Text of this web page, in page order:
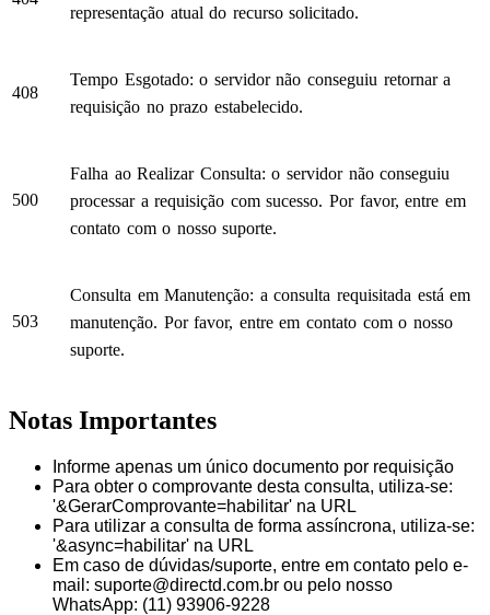
representação atual do recurso solicitado.
408
Tempo Esgotado: o servidor não conseguiu retornar a
requisição no prazo estabelecido.
500
Falha ao Realizar Consulta: o servidor não conseguiu
processar a requisição com sucesso. Por favor, entre em
contato com o nosso suporte.
503
Consulta em Manutenção: a consulta requisitada está em
manutenção. Por favor, entre em contato com o nosso
suporte.
Notas Importantes
Informe apenas um único documento por requisição
Para obter o comprovante desta consulta, utiliza-se:
'&GerarComprovante=habilitar' na URL
Para utilizar a consulta de forma assíncrona, utiliza-se:
'&async=habilitar' na URL
Em caso de dúvidas/suporte, entre em contato pelo e-
mail: suporte@directd.com.br ou pelo nosso
WhatsApp: (11) 93906-9228